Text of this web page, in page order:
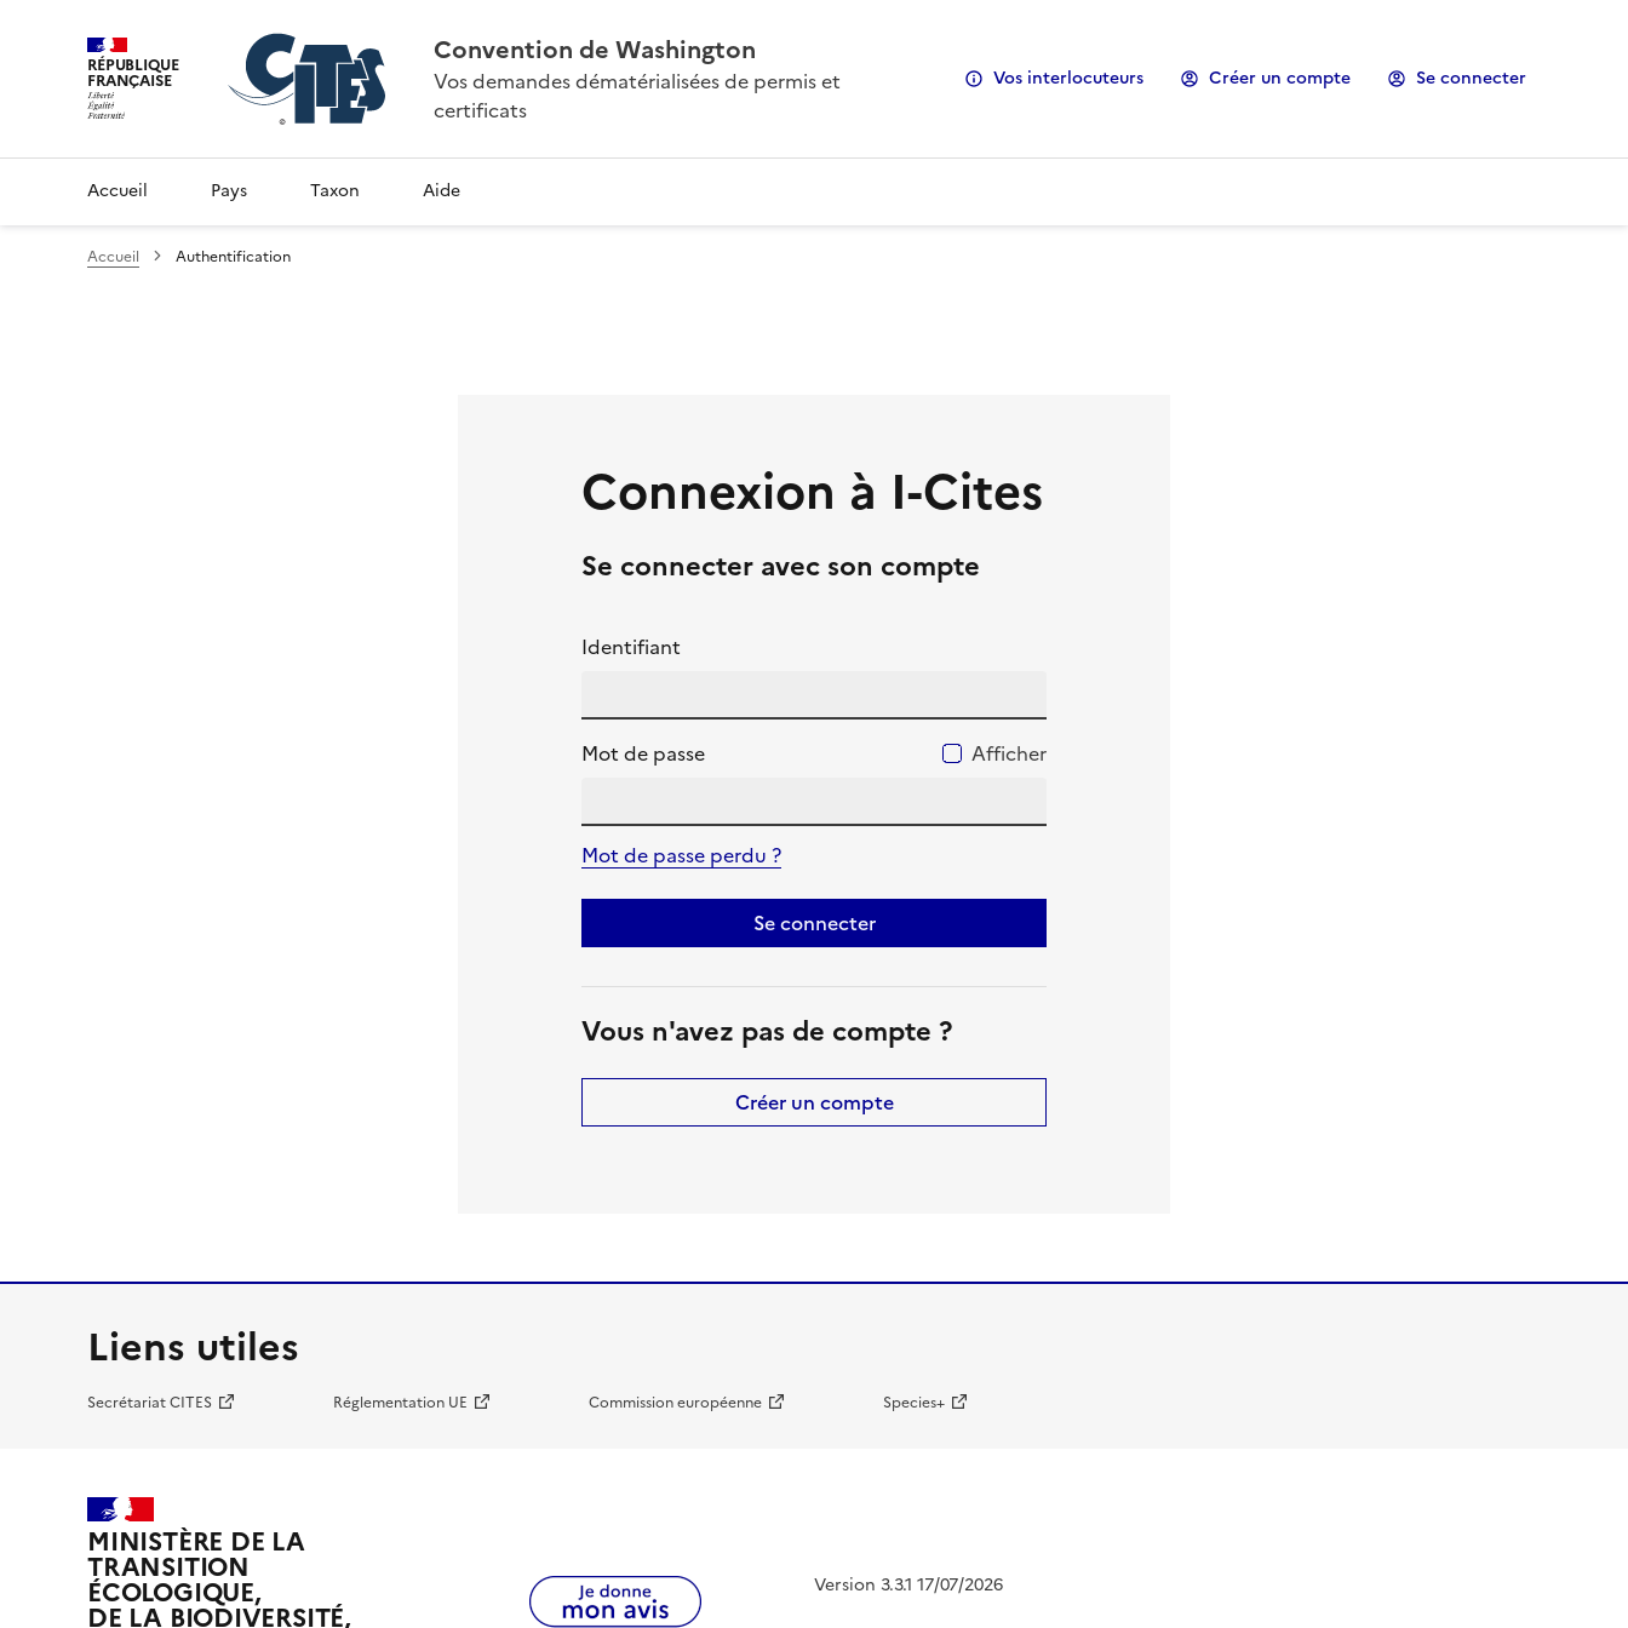
RÉPUBLIQUE
FRANÇAISE
Convention de Washington
Vos demandes dématérialisées de permis et
certificats
Vos interlocuteurs Créer un compte Se connecter
Accueil Pays Taxon Aide
Accueil Authentification
Connexion à I-Cites
Se connecter avec son compte
Identifiant
Mot de passe Afficher
Mot de passe perdu ?
Se connecter
Vous n'avez pas de compte ?
Créer un compte
Liens utiles
Secrétariat CITES Réglementation UE Commission européenne Species+
MINISTÈRE DE LA
TRANSITION
ÉCOLOGIQUE,
DE LA BIODIVERSITÉ,
Version 3.3.1 17/07/2026